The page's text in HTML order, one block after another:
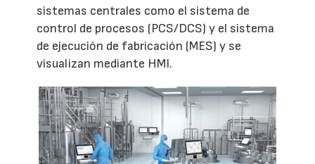
sistemas centrales como el sistema de
control de procesos (PCS/DCS) y el sistema
de ejecución de fabricación (MES) y se
visualizan mediante HMI.